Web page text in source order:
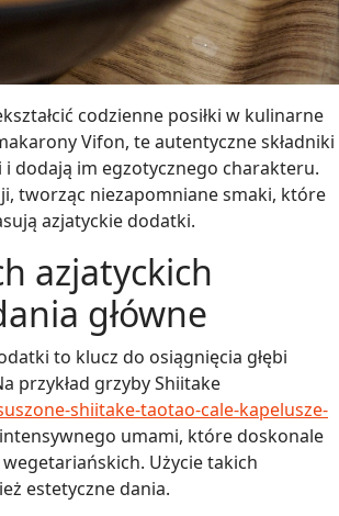
codzienne posiłki w kulinarne
Vifon, te autentyczne składniki
dodają im egzotycznego charakteru.
tworząc niezapomniane smaki, które
azjatyckie dodatki.
azjatyckich
główne
to klucz do osiągnięcia głębi
przykład grzyby Shiitake
shiitake-taotao-cale-kapelusze-
umami, które doskonale
Użycie takich
estetyczne dania.